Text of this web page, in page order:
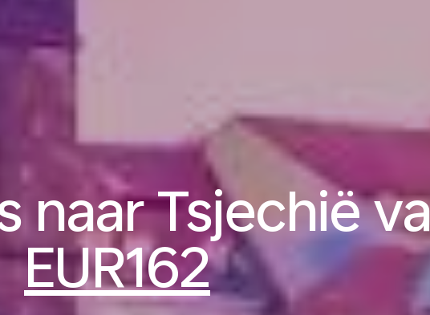
naar Tsjechië
EUR162